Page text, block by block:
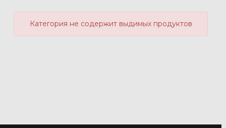
Категория не содержит выдимых продуктов